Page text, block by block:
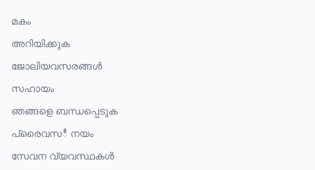
മകം
അറിയിക്കുക
ജോലിയവസരങ്ങൾ
സഹായം
ഞങ്ങളെ ബന്ധപ്പെടുക
പ്രൈവസీ നയം
സേവന വ്യവസ്ഥകൾ